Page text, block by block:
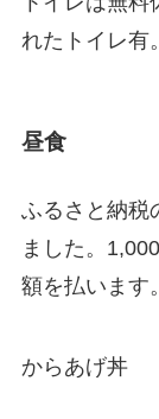
れたトイレ有。
昼食
ふるさと納税
ました。
額を払います。
からあげ丼